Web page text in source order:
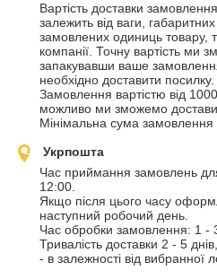
Вартість доставки
залежить від ваги, габаритних
замовлених одиниць товару,
компанії. Точну вартість ми
запакувавши ваше
необхідно доставити посилку.
Замовлення вартістю від
можливо ми зможемо
Мінімальна сума замовлення
Укрпошта
Час приймання замовлень
12:00.
Якщо після цього часу
наступний робочий день.
Час обробки замовлення: 1 -
Тривалість доставки 2 - 5
- в залежності від вибранної